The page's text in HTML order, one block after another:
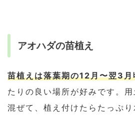
アオハダの苗植え
苗植えは落葉期の12月〜翌3
たりの良い場所が好みです。
混ぜて、植え付けたらたっぷり